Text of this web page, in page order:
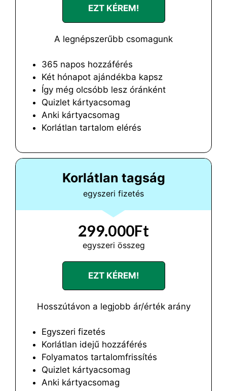
EZT KÉREM!
A legnépszerűbb csomagunk
365 napos hozzáférés
Két hónapot ajándékba kapsz
Így még olcsóbb lesz óránként
Quizlet kártyacsomag
Anki kártyacsomag
Korlátlan tartalom elérés
Korlátlan tagság
egyszeri fizetés
299.000Ft
egyszeri összeg
EZT KÉREM!
Hosszútávon a legjobb ár/érték arány
Egyszeri fizetés
Korlátlan idejű hozzáférés
Folyamatos tartalomfrissítés
Quizlet kártyacsomag
Anki kártyacsomag